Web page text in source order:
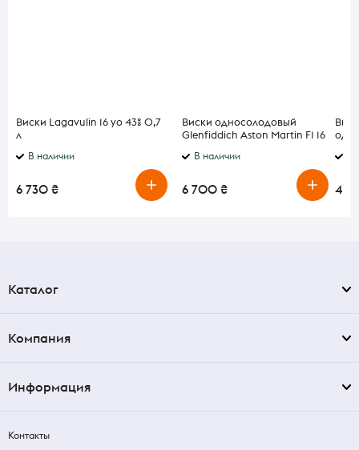
Виски Lagavulin 16 yo 43% 0,7
л
В наличии
6 730 ₴
Виски односолодовый
Glenfiddich Aston Martin F1 16
В наличии
6 700 ₴ 4
Каталог
Компания
Информация
Контакты